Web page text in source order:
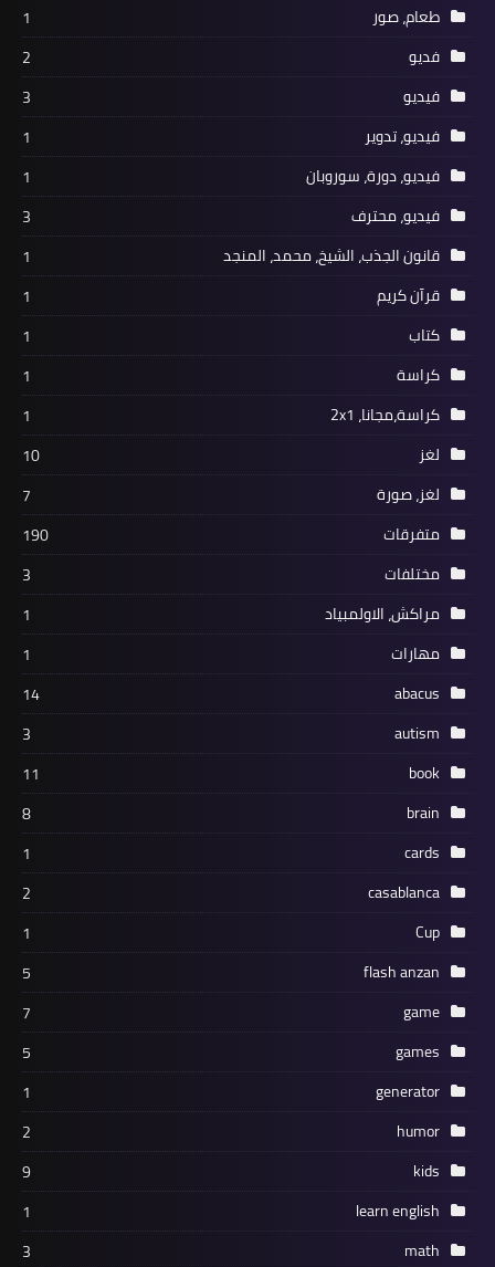
طعام، صور
1
فديو
2
فيديو
3
فيديو، تدوير
1
فيديو، دورة، سوروبان
1
فيديو، محترف
3
قانون الجذب، الشيخ، محمد، المنجد
1
قرآن كريم
1
كتاب
1
كراسة
1
كراسة،مجانا، 2x1
1
لغز
10
لغز، صورة
7
متفرقات
190
مختلفات
3
مراكش، الاولمبياد
1
مهارات
1
abacus
14
autism
3
book
11
brain
8
cards
1
casablanca
2
Cup
1
flash anzan
5
game
7
games
5
generator
1
humor
2
kids
9
learn english
1
math
3